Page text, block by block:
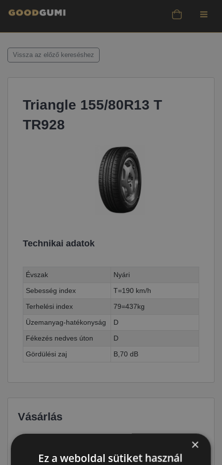
Vissza az előző kereséshez
Triangle 155/80R13 T
TR928
Technikai adatok
Évszak
Nyári
Sebesség index
T=190 km/h
Terhelési index
79=437kg
Üzemanyag-hatékonyság
D
Fékezés nedves úton
D
Gördülési zaj
B,70 dB
Vásárlás
12 590 Ft
×
Ez a weboldal sütiket használ